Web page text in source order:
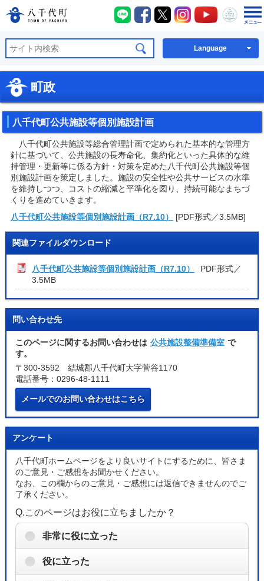
八千代町公式ホームページ
八千代町LINE
八千代町Facebook
八千代町X八千代町Instagram
八千代町
八千
Language
町政
八千代町公共施設等個別施設計画
八千代町公共施設等総合管理計画で定められた基本的な管理方
針に基づいて、公共施設の長寿命化、集約化といった具体的な維
持管理・更新等に係る方針・対策を定めた八千代町公共施設等個
別施設計画を策定しました。施設の安全性や公共サービスの水準
を維持しつつ、コストの縮減と平準化を図り、持続可能なまちづ
くりを進めていきます。
八千代町公共施設等個別施設計画（R7.10）
[PDF形式／3.5MB]
関連ファイルダウンロード
八千代町公共施設等個別施設計画（R7.10）
PDF形式／
3.5MB
問い合わせ先
このページに関するお問い合わせは 公共施設整備準備室 で
す。
〒300-3592 結城郡八千代町大字菅谷1170
電話番号：0296-48-1111
メールでのお問い合わせはこちら
アンケート
八千代町ホームページをより良いサイトにするために、皆さま
のご意見・ご感想をお聞かせください。
なお、この欄からのご意見・ご感想には返信できませんのでご
了承ください。
Q.このページはお役に立ちましたか？
非常に役に立った
役に立った